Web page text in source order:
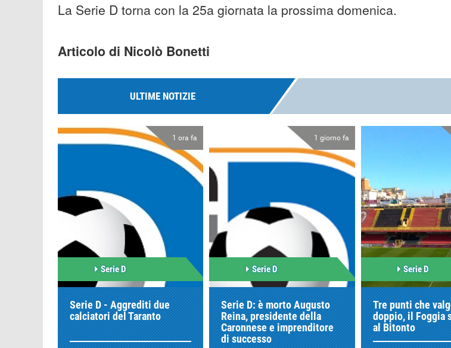
La Serie D torna con la 25a giornata la prossima domenica.
Articolo di Nicolò Bonetti
ULTIME NOTIZIE
1 ora fa
Serie D
Serie D - Aggrediti due
calciatori del Taranto
1 giorno fa
Serie D
Serie D: è morto Augusto
Reina, presidente della
Caronnese e imprenditore
di successo
Serie D
Tre punti che
doppio, il Foggia
al Bitonto